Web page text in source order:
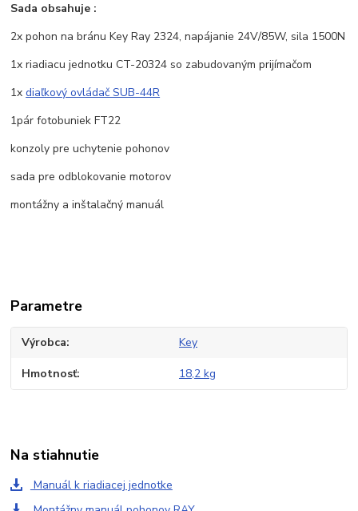
Sada obsahuje :
2x pohon na bránu Key Ray 2324, napájanie 24V/85W, sila 1500N
1x riadiacu jednotku CT-20324 so zabudovaným prijímačom
1xdiaľkový ovládač SUB-44R
1pár fotobuniek FT22
konzoly pre uchytenie pohonov
sada pre odblokovanie motorov
montážny a inštalačný manuál
Parametre
Výrobca Key
Hmotnosť 18,2 kg
Na stiahnutie
Manuál k riadiacej jednotke